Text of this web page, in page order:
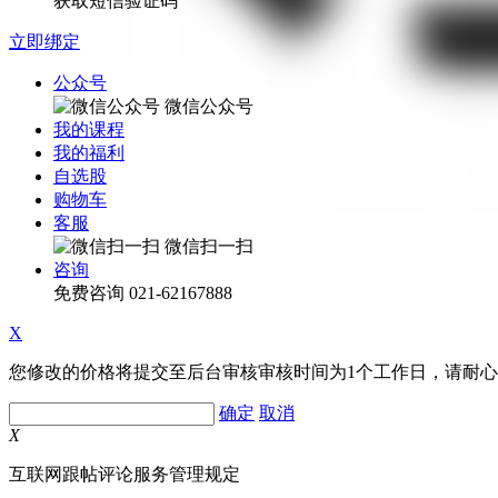
立即绑定
公众号
微信公众号
我的课程
我的福利
自选股
购物车
客服
微信扫一扫
咨询
免费咨询 021-62167888
X
您修改的价格将提交至后台审核审核时间为1个工作日，请耐
确定 取消
X
互联网跟帖评论服务管理规定